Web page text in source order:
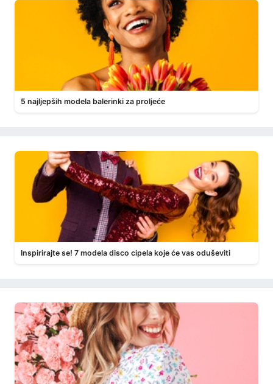
5 najljepših modela balerinki za proljeće
Inspirirajte se! 7 modela disco cipela koje će vas oduševiti